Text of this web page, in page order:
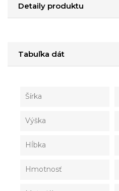
Detaily produktu
Tabuľka dát
Šírka
Výška
Hĺbka
Hmotnosť